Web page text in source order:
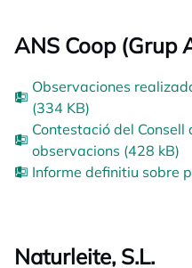
ANS Coop (Grup
Observaciones
(334 KB)
Contestació del
observacions (428 kB)
Informe definitiu sobre
Naturleite, S.L.